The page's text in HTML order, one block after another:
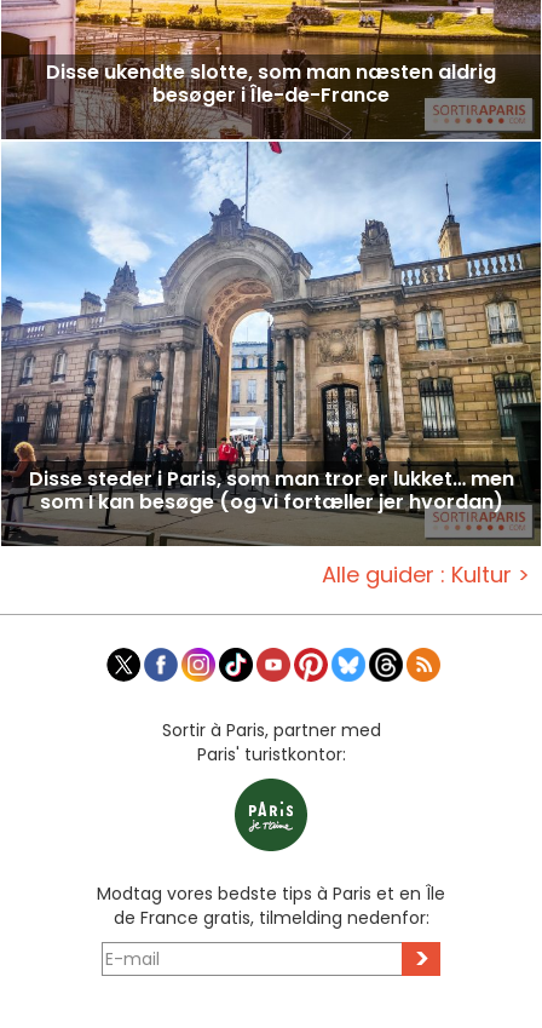
Disse ukendte slotte, som man næsten aldrig
besøger i Île-de-France
Disse steder i Paris, som man tror er lukket… men
som I kan besøge (og vi fortæller jer hvordan)
Alle guider : Kultur >
Sortir à Paris, partner med
Paris' turistkontor:
Modtag vores bedste tips à Paris et en Île
de France gratis, tilmelding nedenfor:
>